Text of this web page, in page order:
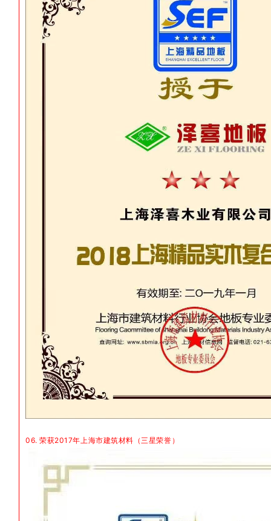
06. 荣获2017年上海市建筑材料（三星荣誉）